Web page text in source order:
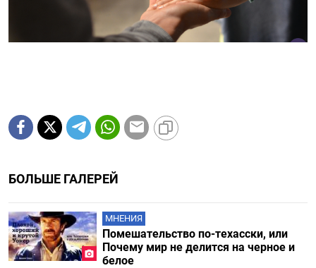
БОЛЬШЕ ГАЛЕРЕЙ
МНЕНИЯ
Помешательство по-техасски, или
Почему мир не делится на черное и
белое